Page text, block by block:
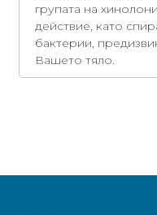
групата на
действие, като
бактерии,
Вашето тяло.